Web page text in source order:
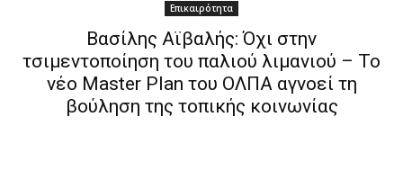
Επικαιρότητα
Βασίλης Αϊβαλής: Όχι στην
τσιμεντοποίηση του παλιού λιμανιού – Το
νέο Master Plan του ΟΛΠΑ αγνοεί τη
βούληση της τοπικής κοινωνίας